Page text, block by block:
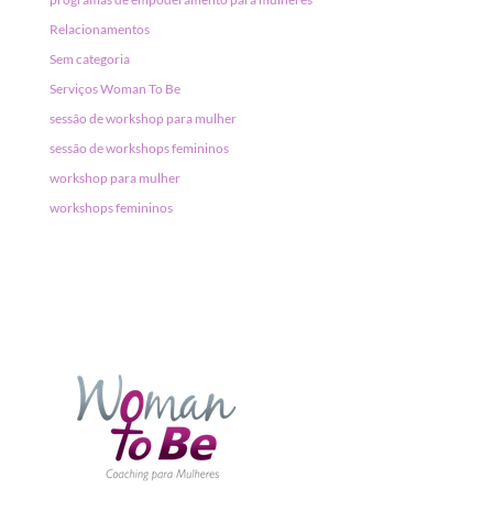
Relacionamentos
Sem categoria
Serviços Woman To Be
sessão de workshop para mulher
sessão de workshops femininos
workshop para mulher
workshops femininos